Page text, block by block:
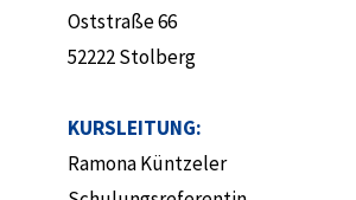
Oststraße 66
52222 Stolberg
KURSLEITUNG:
Ramona Küntzeler